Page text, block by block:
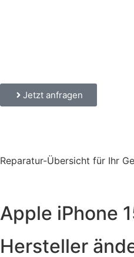
Jetzt anfragen
Reparatur-Übersicht für Ihr
Apple iPhone
Hersteller